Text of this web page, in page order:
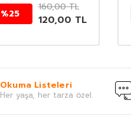
%25
160,00TL
120,00 TL
Okuma Listeleri
Her yaşa, her tarza özel.